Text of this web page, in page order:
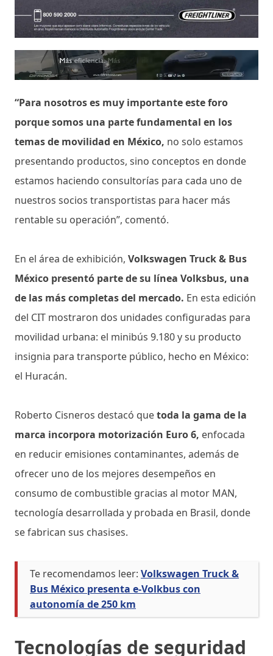
“Para nosotros es muy importante este foro
porque somos una parte fundamental en los
temas de movilidad en México, no solo estamos
presentando productos, sino conceptos en donde
estamos haciendo consultorías para cada uno de
nuestros socios transportistas para hacer más
rentable su operación”, comentó.
En el área de exhibición, Volkswagen Truck & Bus
México presentó parte de su línea Volksbus, una
de las más completas del mercado. En esta edición
del CIT mostraron dos unidades configuradas para
movilidad urbana: el minibús 9.180 y su producto
insignia para transporte público, hecho en México:
el Huracán.
Roberto Cisneros destacó quetoda la gama de la
marca incorpora motorización Euro 6, enfocada
en reducir emisiones contaminantes, además de
ofrecer uno de los mejores desempeños en
consumo de combustible gracias al motor MAN,
tecnología desarrollada y probada en Brasil, donde
se fabrican sus chasises.
Te recomendamos leer: Volkswagen Truck &
Bus México presenta e-Volkbus con
autonomía de 250 km
Tecnologías de seguridad